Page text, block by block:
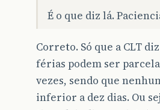
É o que diz lá.
Correto. Só que a CLT
férias podem ser
vezes, sendo que
inferior a dez dias. Ou